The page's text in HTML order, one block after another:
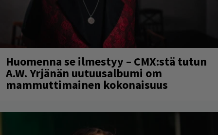
Huomenna se ilmestyy – CMX:stä tutun
A.W. Yrjänän uutuusalbumi om
mammuttimainen kokonaisuus